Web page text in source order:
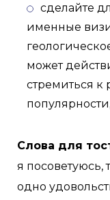
сделайте
именные
может
стремиться к
Слова для
я
одно